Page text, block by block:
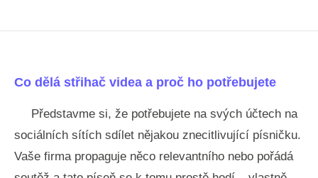
Co dělá střihač videa a proč ho potřebujete
Představme si, že potřebujete na svých účtech na
sociálních sítích sdílet nějakou znecitlivující písničku.
Vaše firma propaguje něco relevantního nebo pořádá